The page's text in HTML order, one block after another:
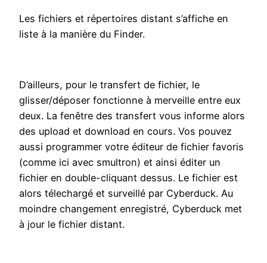
Les fichiers et répertoires distant s’affiche en
liste à la manière du Finder.
D’ailleurs, pour le transfert de fichier, le
glisser/déposer fonctionne à merveille entre eux
deux. La fenêtre des transfert vous informe alors
des upload et download en cours. Vos pouvez
aussi programmer votre éditeur de fichier favoris
(comme ici avec smultron) et ainsi éditer un
fichier en double-cliquant dessus. Le fichier est
alors télechargé et surveillé par Cyberduck. Au
moindre changement enregistré, Cyberduck met
à jour le fichier distant.